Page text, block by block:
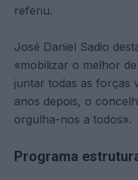
referiu.
José Daniel Sadio
«mobilizar o melhor
juntar todas as forças
anos depois, o
orgulha-nos a todos».
Programa